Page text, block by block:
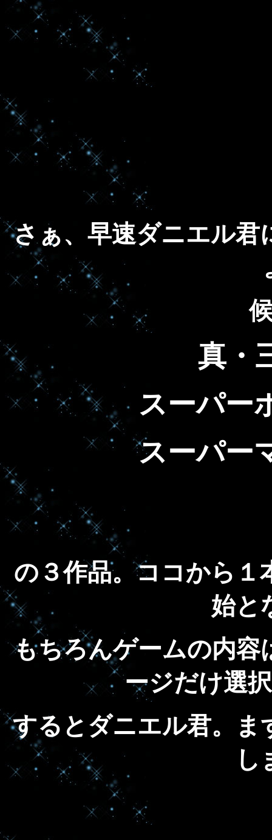
さぁ、早速ダニエル君
真・
スーパー
スーパー
の３作品。ココから
始と
もちろんゲームの内容
ージだけ選
するとダニエル君。ま
し